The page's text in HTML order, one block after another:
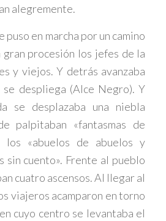
alegremente.
en marcha por un camino
procesión los jefes de la
y viejos. Y detrás avanzaba
despliega (Alce Negro). Y
se desplazaba una niebla
palpitaban «fantasmas de
los «abuelos de abuelos y
sin cuento». Frente al pueblo
cuatro ascensos. Al llegar al
viajeros acamparon en torno
cuyo centro se levantaba el